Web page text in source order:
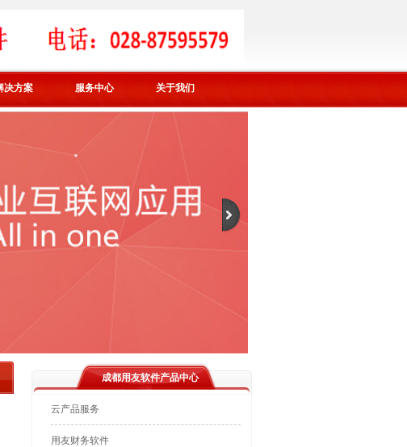
决方案 服务中心 关于我们
成都用友软件产品中心
云产品服务
用友财务软件